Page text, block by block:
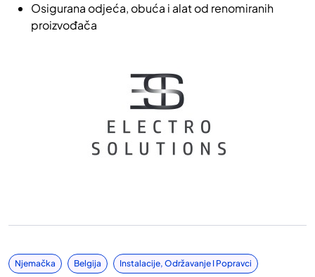
Osigurana odjeća, obuća i alat od renomiranih
proizvođača
Njemačka Belgija Instalacije, Održavanje I Popravci